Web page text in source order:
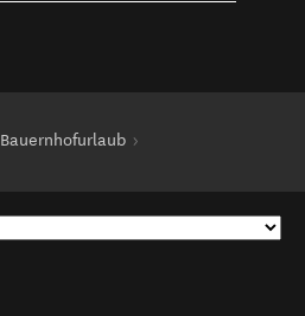
Bauernhofurlaub